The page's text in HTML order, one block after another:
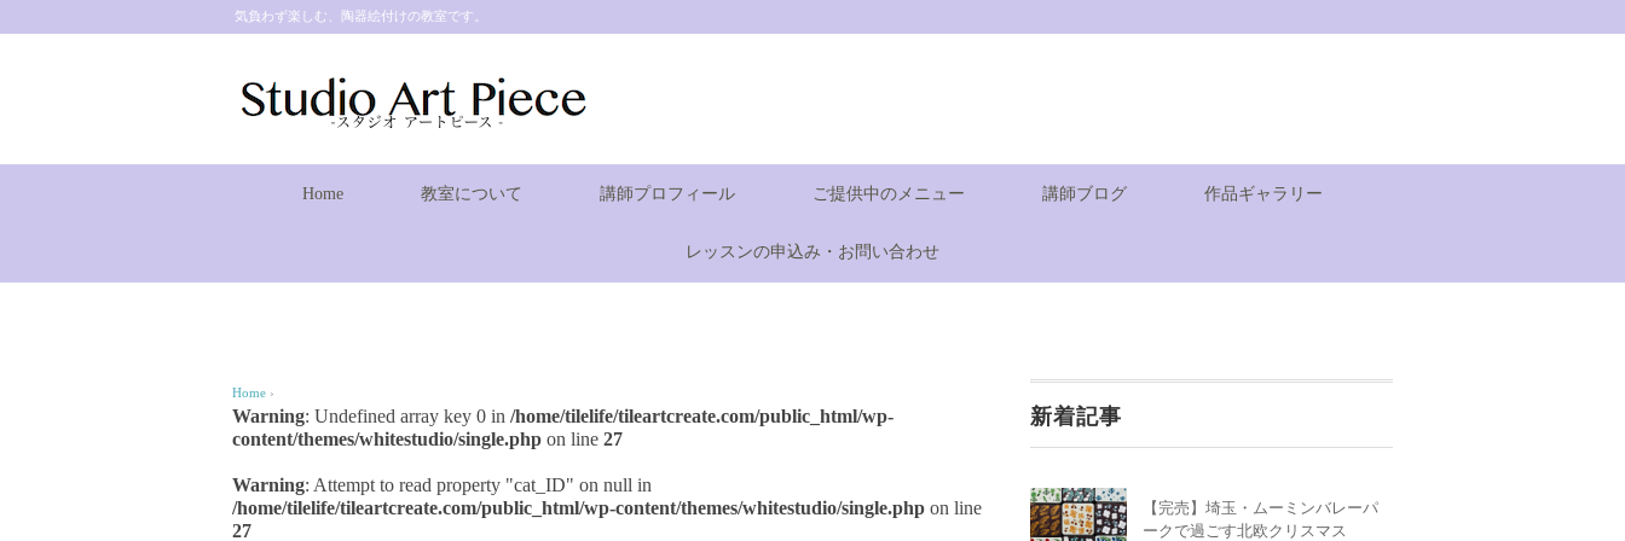
気負わず楽しむ、陶器絵付けの教室です。
Home 教室について 講師プロフィール ご提供中のメニュー 講師ブログ 作品ギャラリー
レッスンの申込み・お問い合わせ
Home ›
Warning: Undefined array key 0 in /home/tilelife/tileartcreate.com/public_html/wp-
content/themes/whitestudio/single.php on line 27
Warning: Attempt to read property "cat_ID" on null in
/home/tilelife/tileartcreate.com/public_html/wp-content/themes/whitestudio/single.php on line
27
新着記事
【完売】埼玉・ムーミンバレーパ
ークで過ごす北欧クリスマス